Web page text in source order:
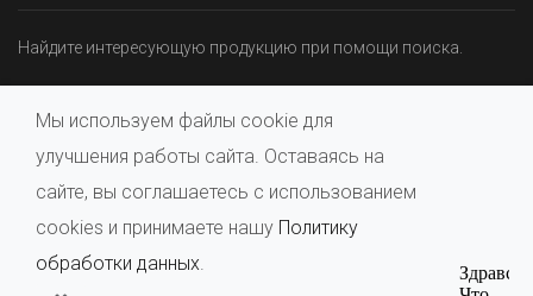
Найдите интересующую продукцию при помощи поиска.
© 2026, ИП Румянцева Светлана Валерьевна, ОГРНИП
317470400019221.
Мы используем файлы cookie для
улучшения работы сайта. Оставаясь на
сайте, вы соглашаетесь с использованием
cookies и принимаете нашу Политику
обработки данных